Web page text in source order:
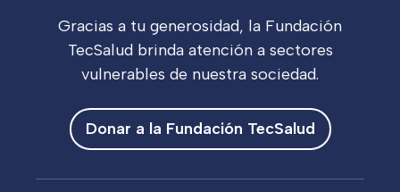
Gracias a tu generosidad, la Fundación
TecSalud brinda atención a sectores
vulnerables de nuestra sociedad.
Donar a la Fundación TecSalud